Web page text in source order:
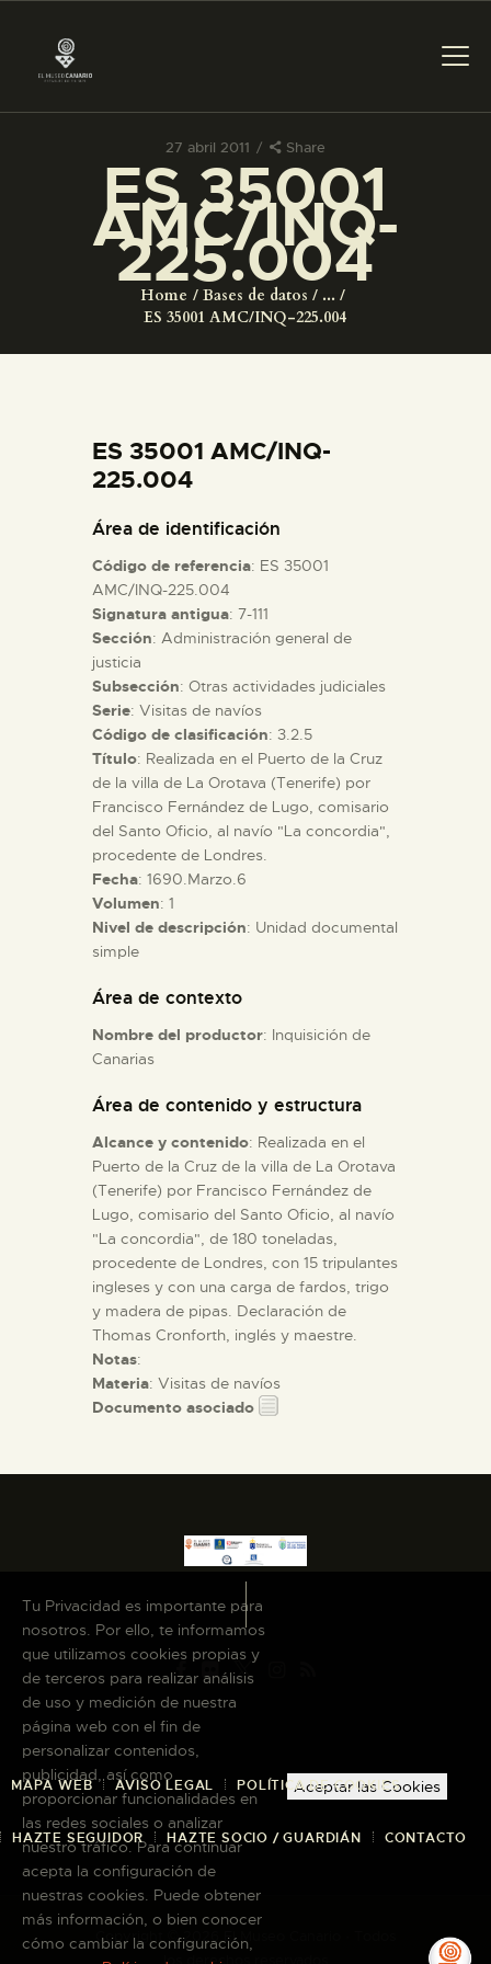
27 abril 2011 Share
ES 35001
AMC/INQ-
225.004
Home Bases de datos
...
ES 35001 AMC/INQ-225.004
PREPARAR LA VISITA
ACTIVIDADES
COLECCIONES
ESPAÑOL
PREPARAR LA VISITA
ACTIVIDADES
█
EL MUSEO
COLECCIONES
ESPAÑOL
ES 35001 AMC/INQ-
225.004
Área de identificación
Código de referencia: ES 35001
AMC/INQ-225.004
Signatura antigua: 7-111
Sección: Administración general de
justicia
Subsección: Otras actividades judiciales
Serie: Visitas de navíos
Código de clasificación: 3.2.5
Título: Realizada en el Puerto de la Cruz
de la villa de La Orotava (Tenerife) por
Francisco Fernández de Lugo, comisario
del Santo Oficio, al navío "La concordia",
procedente de Londres.
Fecha: 1690.Marzo.6
Volumen: 1
Nivel de descripción: Unidad documental
simple
Área de contexto
Nombre del productor: Inquisición de
Canarias
Área de contenido y estructura
Alcance y contenido: Realizada en el
Puerto de la Cruz de la villa de La Orotava
(Tenerife) por Francisco Fernández de
Lugo, comisario del Santo Oficio, al navío
"La concordia", de 180 toneladas,
procedente de Londres, con 15 tripulantes
ingleses y con una carga de fardos, trigo
y madera de pipas. Declaración de
Thomas Cronforth, inglés y maestre.
Notas:
Materia: Visitas de navíos
Documento asociado
MAPA WEB AVISO LEGAL POLÍTICA DE COOKIES
HAZTE SEGUIDOR HAZTE SOCIO / GUARDIÁN CONTACTO
Copyright © 2026 El Museo Canario · Todos
los derechos reservados
Tu Privacidad es importante para
nosotros. Por ello, te informamos
que utilizamos cookies propias y
de terceros para realizar análisis
de uso y medición de nuestra
página web con el fin de
personalizar contenidos,
publicidad, así como
proporcionar funcionalidades en
las redes sociales o analizar
nuestro tráfico. Para continuar
acepta la configuración de
nuestras cookies. Puede obtener
más información, o bien conocer
cómo cambiar la configuración,
Aceptar las Cookies